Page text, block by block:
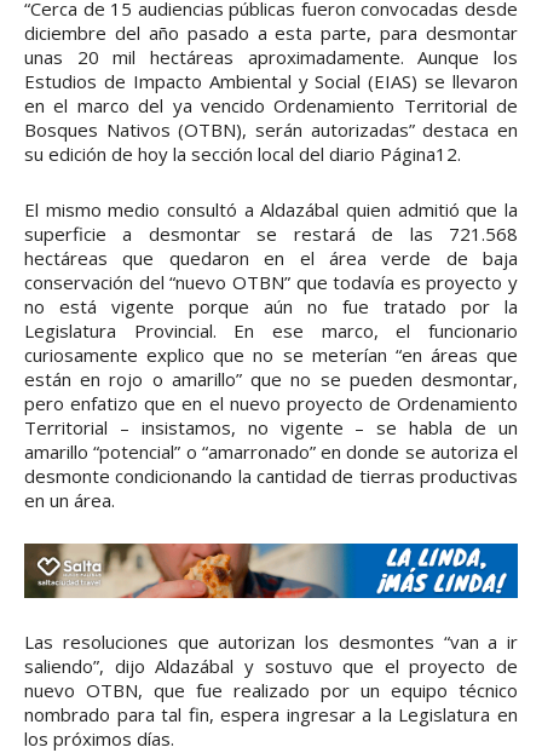
“Cerca de 15 audiencias públicas fueron convocadas desde
diciembre del año pasado a esta parte, para desmontar
unas 20 mil hectáreas aproximadamente. Aunque los
Estudios de Impacto Ambiental y Social (EIAS) se llevaron
en el marco del ya vencido Ordenamiento Territorial de
Bosques Nativos (OTBN), serán autorizadas” destaca en
su edición de hoy la sección local del diario Página12.
El mismo medio consultó a Aldazábal quien admitió que la
superficie a desmontar se restará de las 721.568
hectáreas que quedaron en el área verde de baja
conservación del “nuevo OTBN” que todavía es proyecto y
no está vigente porque aún no fue tratado por la
Legislatura Provincial. En ese marco, el funcionario
curiosamente explico que no se meterían “en áreas que
están en rojo o amarillo” que no se pueden desmontar,
pero enfatizo que en el nuevo proyecto de Ordenamiento
Territorial – insistamos, no vigente – se habla de un
amarillo “potencial” o “amarronado” en donde se autoriza el
desmonte condicionando la cantidad de tierras productivas
en un área.
Las resoluciones que autorizan los desmontes “van a ir
saliendo”, dijo Aldazábal y sostuvo que el proyecto de
nuevo OTBN, que fue realizado por un equipo técnico
nombrado para tal fin, espera ingresar a la Legislatura en
los próximos días.